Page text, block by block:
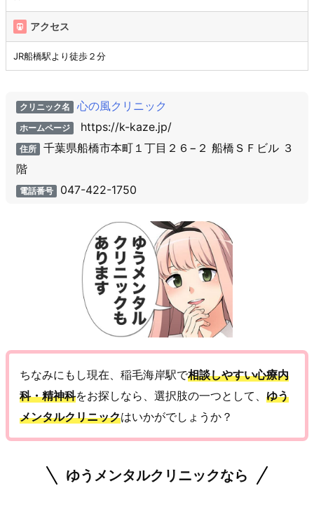
アクセス
JR船橋駅より徒歩２分
クリニック名 心の風クリニック
ホームページ https://k-kaze.jp/
住所 千葉県船橋市本町１丁目２６−２ 船橋ＳＦビル ３
階
電話番号 047-422-1750
ちなみにもし現在、稲毛海岸駅で相談しやすい心療内
科・精神科をお探しなら、選択肢の一つとして、 ゆう
メンタルクリニックはいかがでしょうか？
ゆうメンタルクリニックなら